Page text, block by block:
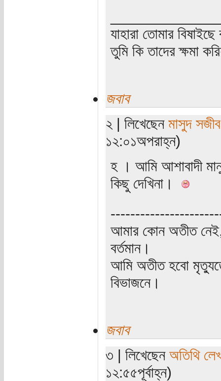
যাহারা তোমার
তুমি কি তাদের ক্ষমা
জবাব
২ | লিখেছেন মাসুদ সজীব
১২:০১অপরাহ্ন)
হ । আমি আশাবাদী
কিছু দেখিনা।
আমার কোন অতীত
বর্তমান।
আমি অতীত হবো
বিভাজনে।
জবাব
৩ | লিখেছেন অতিথি
১২:৫৫পূর্বাহ্ন)